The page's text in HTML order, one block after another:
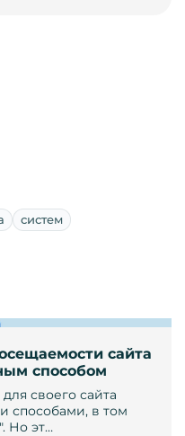
систем
сайта
способом
своего сайта
способами, в том
Но эт…